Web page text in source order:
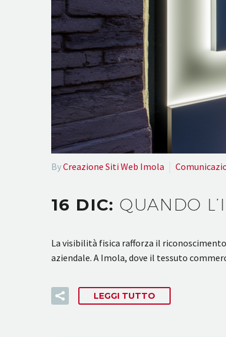
ByCreazione Siti Web Imola
16 DIC: QUANDO
La visibilità fisica rafforza il
aziendale. A Imola, dove il tessuto
LEGGI TUTTO